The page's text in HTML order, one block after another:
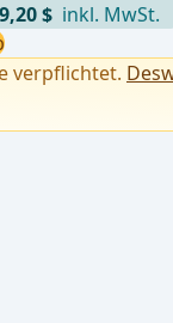
9,20 $ inkl. MwSt.
verpflichtet.